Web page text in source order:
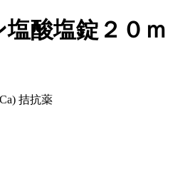
酸塩錠２０ｍ
拮抗薬